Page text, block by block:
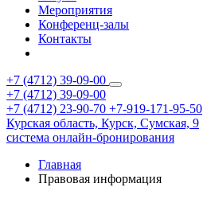
Мероприятия
Конференц-залы
Контакты
+7 (4712) 39-09-00
+7 (4712) 39-09-00
+7 (4712) 23-90-70 +7-919-171-95-50
Курская область, Курск, Сумская, 9
система онлайн-бронирования
Главная
Правовая информация